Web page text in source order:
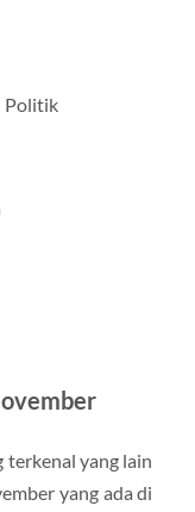
Politik
terkenal yang lain
yang ada di